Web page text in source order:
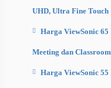
UHD, Ultra Fine Touch
Harga ViewSonic 65
Meeting dan Classroom
Harga ViewSonic